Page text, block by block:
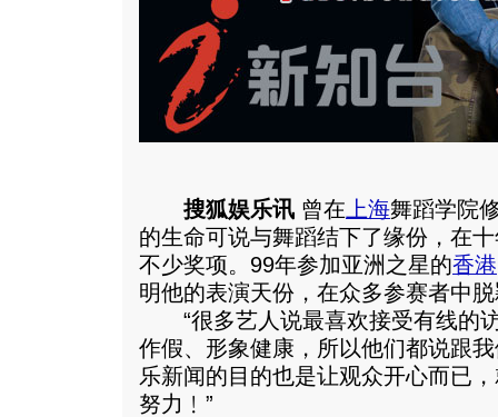
搜狐娱乐讯 曾在 上海舞蹈学院
的生命可说与舞蹈结下了缘份，在
不少奖项。99年参加亚洲之星的香港
明他的表演天份，在众多参赛者中
“很多艺人说最喜欢接受有线的
作假、形象健康，所以他们都说跟
乐新闻的目的也是让观众开心而已
努力﹗”